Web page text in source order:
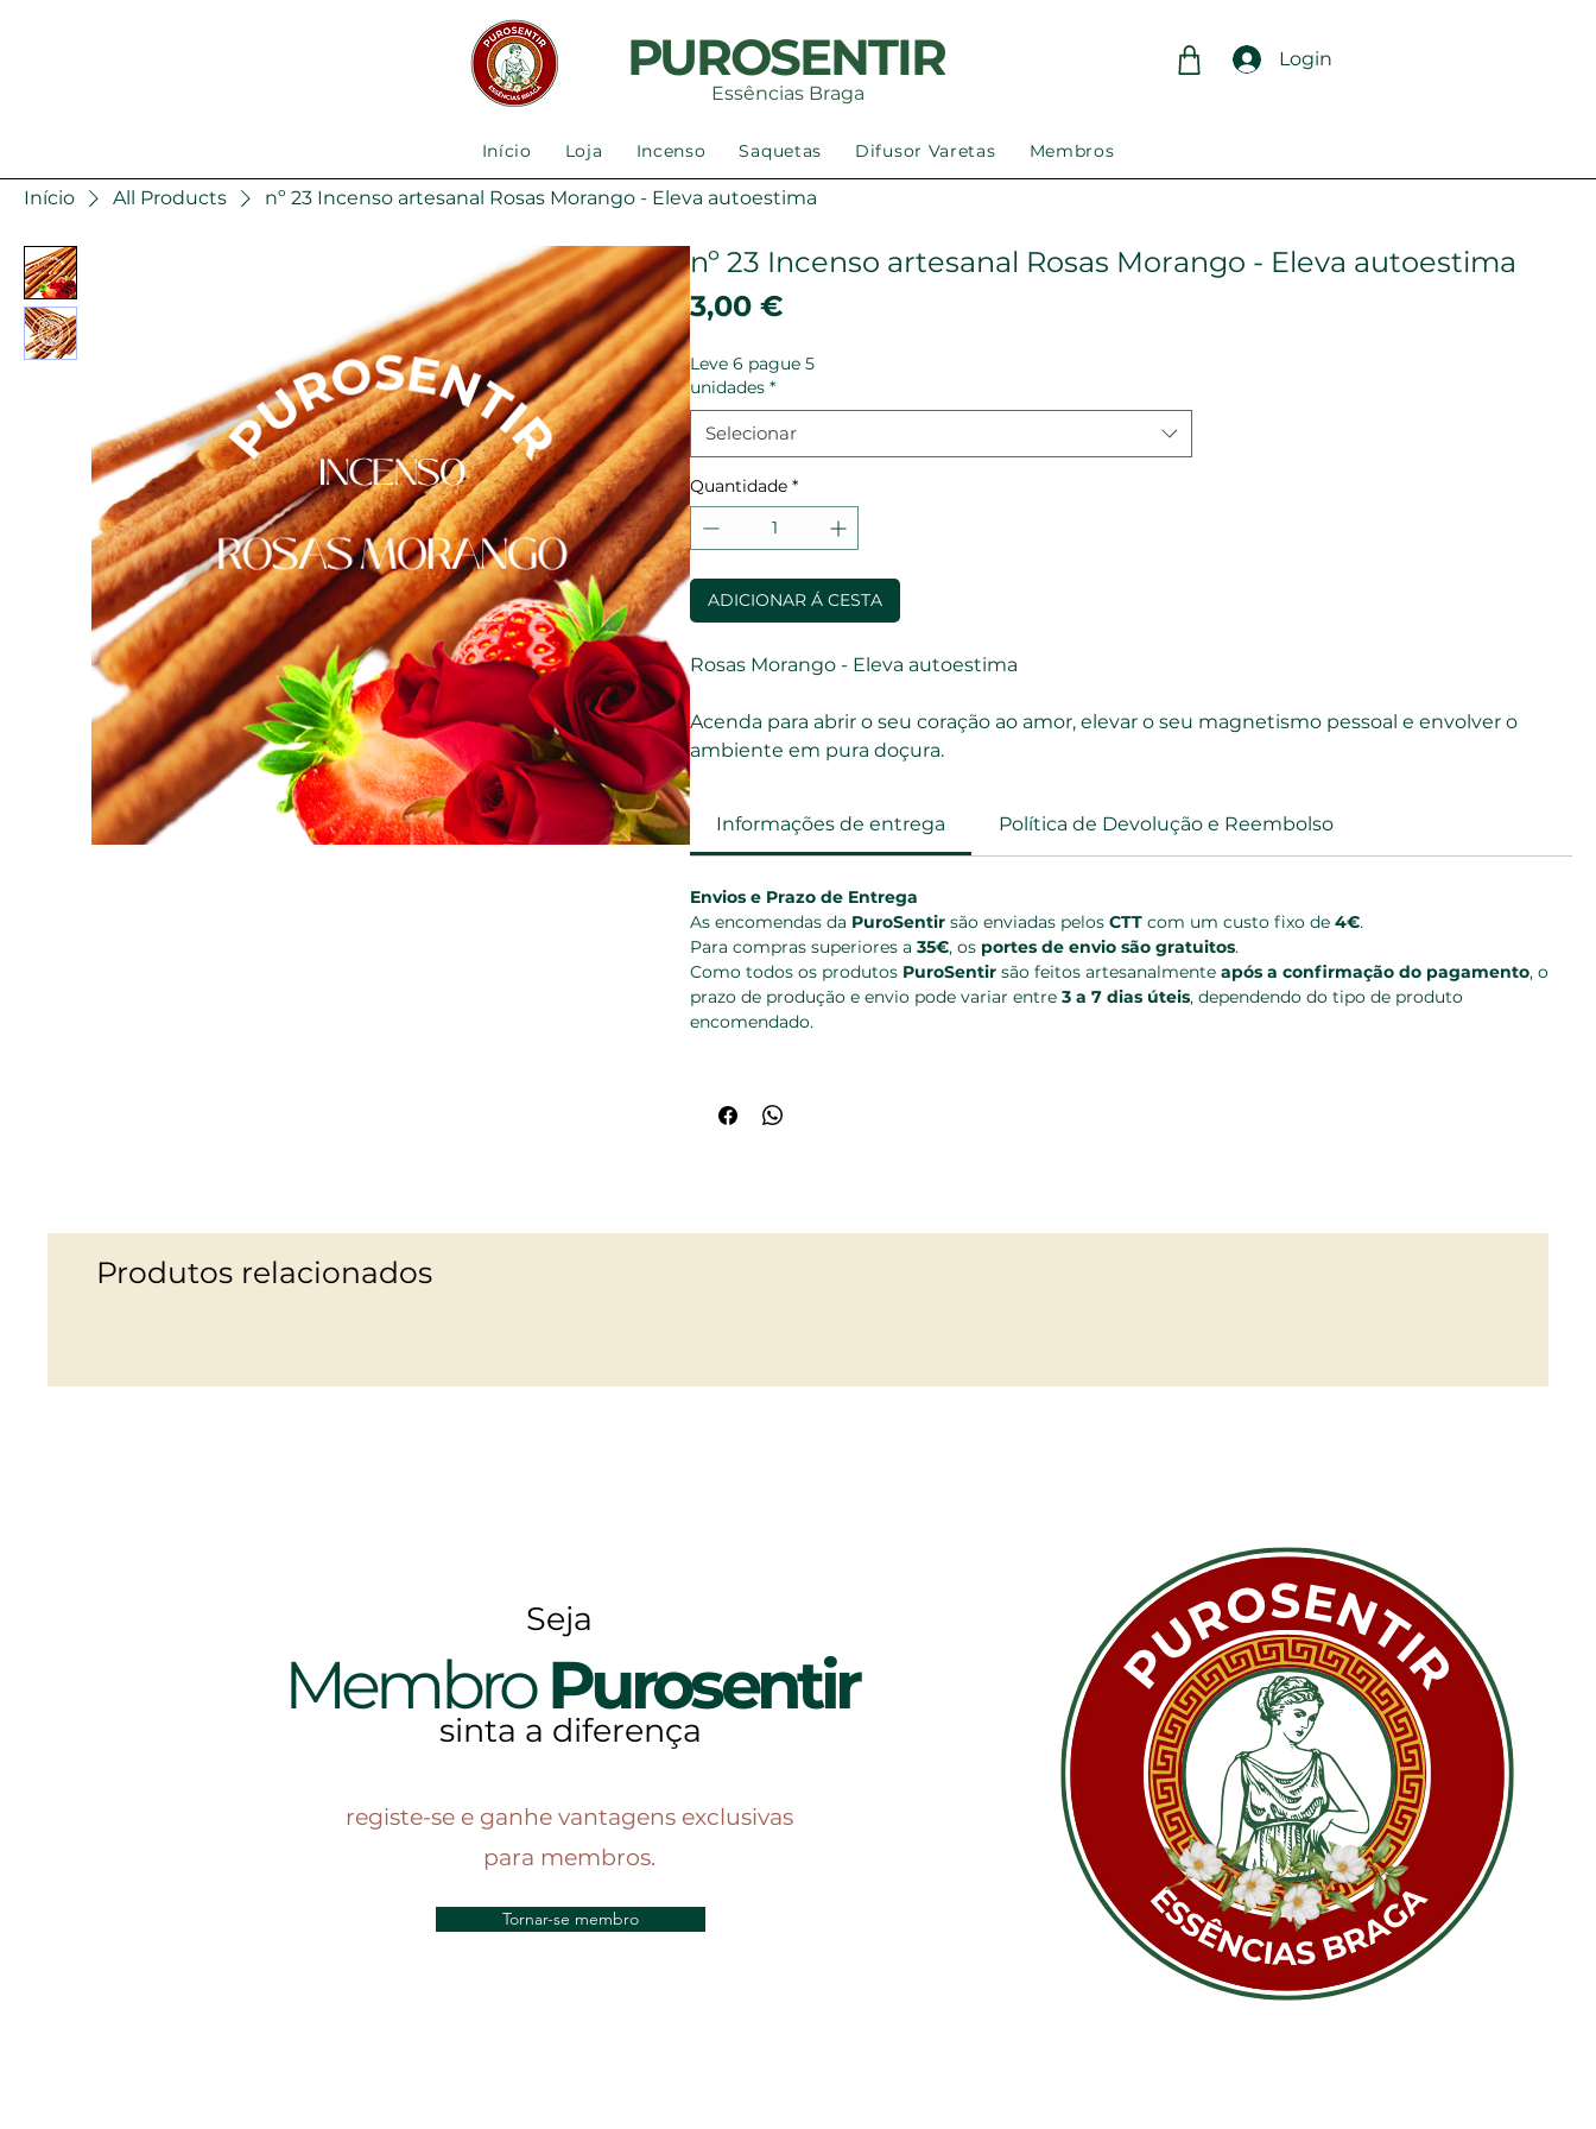
PUROSENTIR
Essências Braga
Login
Início Loja Incenso Saquetas Difusor Varetas Membros
Início All Products nº 23 Incenso artesanal Rosas Morango - Eleva autoestima
nº 23 Incenso artesanal Rosas Morango - Eleva autoestima
3,00 €Preço
Leve 6 pague 5
unidades *
Selecionar
Quantidade *
ADICIONAR Á CESTA
Rosas Morango - Eleva autoestima
Acenda para abrir o seu coração ao amor, elevar o seu magnetismo pessoal e envolver o
ambiente em pura doçura.
Informações de entrega Política de Devolução e Reembolso
Envios e Prazo de Entrega
As encomendas da PuroSentir são enviadas pelos CTT com um custo fixo de 4€.
Para compras superiores a 35€, os portes de envio são gratuitos.
Como todos os produtos PuroSentir são feitos artesanalmente após a confirmação do pagamento, o
prazo de produção e envio pode variar entre 3 a 7 dias úteis, dependendo do tipo de produto
encomendado.
Produtos relacionados
Seja
MembroPurosentir
sinta a diferença
registe-se e ganhe vantagens exclusivas
para membros.
Tornar-se membro